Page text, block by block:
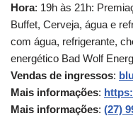
Hora: 19h às 21h:
Buffet, Cerveja, água e
com água, refrigerante,
energético Bad Wolf
Vendas de ingressos:
Mais informações:
Mais informações: (27)